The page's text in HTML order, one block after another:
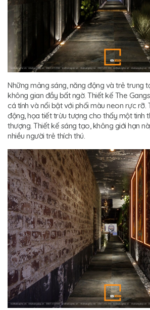
Những mảng sáng, năng động và trẻ trung
không gian đầy bất ngờ. Thiết kế The
cá tính và nổi bật với phối màu neon rực rỡ.
động, họa tiết trừu tượng cho thấy một tinh
thượng. Thiết kế sáng tạo, không giới hạn
nhiều người trẻ thích thú.